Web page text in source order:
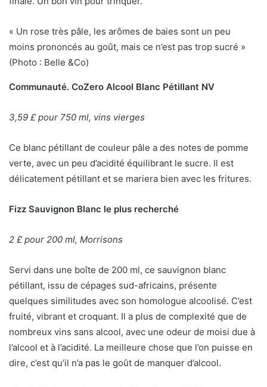
« Un rose très pâle, les arômes de baies sont un peu
moins prononcés au goût, mais ce n’est pas trop sucré »
(Photo : Belle &Co)
Communauté. CoZero Alcool Blanc Pétillant NV
3,59 £ pour 750 ml, vins vierges
Ce blanc pétillant de couleur pâle a des notes de pomme
verte, avec un peu d’acidité équilibrant le sucre. Il est
délicatement pétillant et se mariera bien avec les fritures.
Fizz Sauvignon Blanc le plus recherché
2 £ pour 200 ml, Morrisons
Servi dans une boîte de 200 ml, ce sauvignon blanc
pétillant, issu de cépages sud-africains, présente
quelques similitudes avec son homologue alcoolisé. C’est
fruité, vibrant et croquant. Il a plus de complexité que de
nombreux vins sans alcool, avec une odeur de moisi due à
l’alcool et à l’acidité. La meilleure chose que l’on puisse en
dire, c’est qu’il n’a pas le goût de manquer d’alcool.